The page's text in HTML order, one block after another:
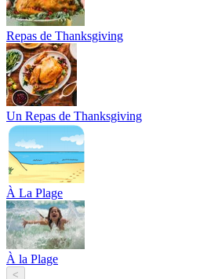
Repas de Thanksgiving
Un Repas de Thanksgiving
À La Plage
À la Plage
<